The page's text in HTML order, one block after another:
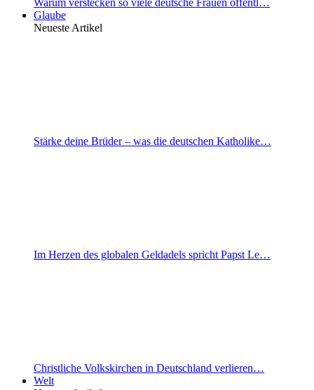
Warum verstecken so viele deutsche Frauen öffentl…
Glaube
Neueste Artikel
Stärke deine Brüder – was die deutschen Katholike…
Im Herzen des globalen Geldadels spricht Papst Le…
Christliche Volkskirchen in Deutschland verlieren…
Welt